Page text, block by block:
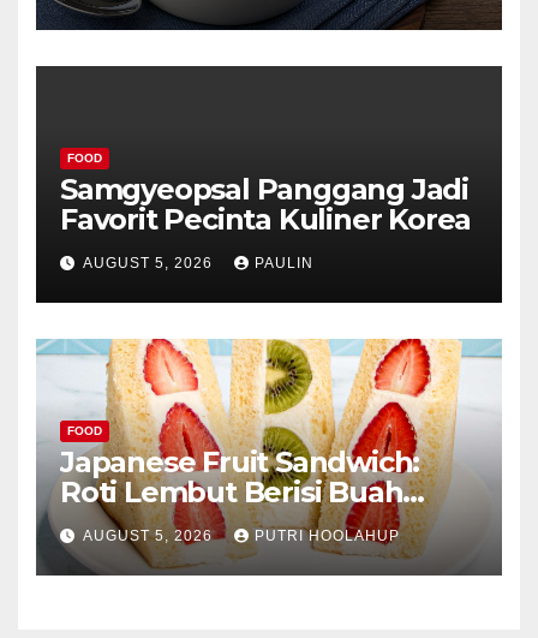
FOOD
Samgyeopsal Panggang Jadi
Favorit Pecinta Kuliner Korea
AUGUST 5, 2026 PAULIN
FOOD
Japanese Fruit Sandwich:
Roti Lembut Berisi Buah
Segar yang Memikat Selera
AUGUST 5, 2026 PUTRI HOOLAHUP